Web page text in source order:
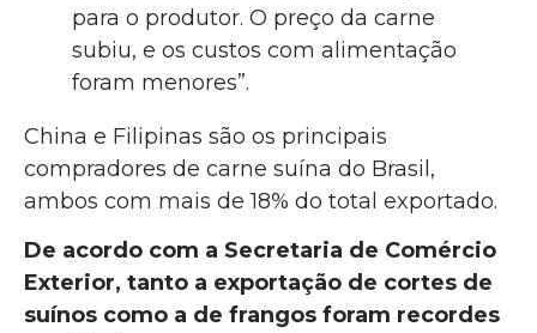
para o produtor. O preço da carne
subiu, e os custos com alimentação
foram menores”.
China e Filipinas são os principais
compradores de carne suína do Brasil,
ambos com mais de 18% do total exportado.
De acordo com a Secretaria de Comércio
Exterior, tanto a exportação de cortes de
suínos como a de frangos foram recordes